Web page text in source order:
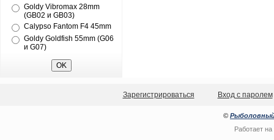
Goldy Vibromax 28mm
(GB02 и GB03)
Calypso Fantom F4 45mm
Goldy Goldfish 55mm (G06
и G07)
Зарегистрироваться Вход с паролем
© Рыболовный
Работает